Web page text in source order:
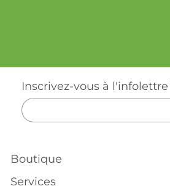
Inscrivez-vous à l'infolettre
Boutique
Services